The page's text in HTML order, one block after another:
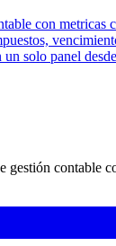
con metricas
un solo panel
gestión contable